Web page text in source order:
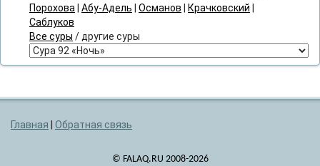
Порохова
Абу-Адель Османов Крачковский
Саблуков
Все суры / другие суры
Главная Обратная связь
© FALAQ.RU 2008-2026